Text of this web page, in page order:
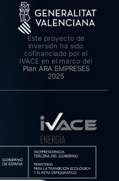
Este proyecto de
inversión ha sido
cofinanciado por el
IVACE en el marco del
Plan ARA EMPRESES
2025